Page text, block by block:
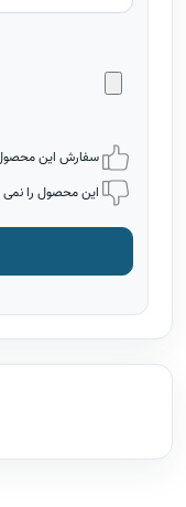
سفارش این
این محصول را